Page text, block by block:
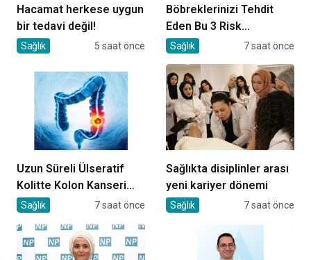
Hacamat herkese uygun
bir tedavi değil!
Sağlık 5 saat önce
Böbreklerinizi Tehdit
Eden Bu 3 Risk
Faktörüne Dikkat!
Sağlık 7 saat önce
Uzun Süreli Ülseratif
Kolitte Kolon Kanseri
Riski Artıyor mu?
Sağlık 7 saat önce
Sağlıkta disiplinler arası
yeni kariyer dönemi
Sağlık 7 saat önce